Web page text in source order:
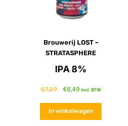
Brouwerij LOST –
STRATASPHERE
IPA 8%
€7,29 €6,49 incl. BTW
In winkelwagen